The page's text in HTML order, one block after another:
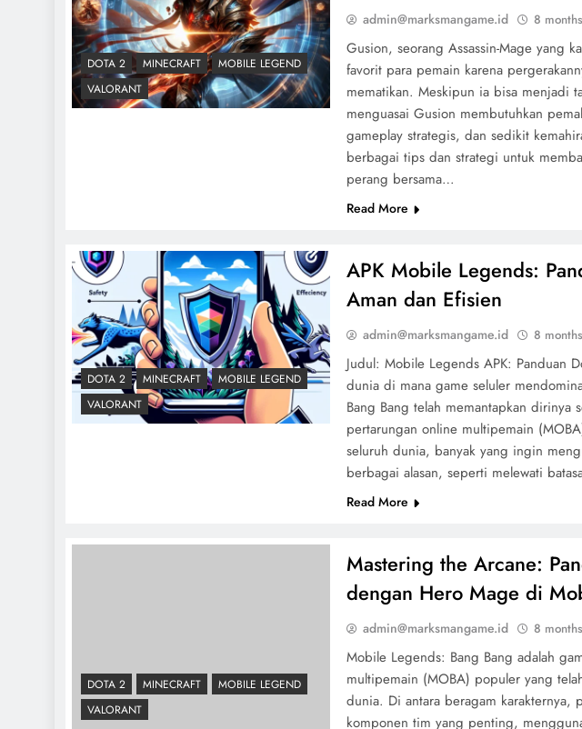
DOTA 2 MINECRAFT
MOBILE LEGEND
VALORANT
admin@marksmangame.id 8
Gusion, seorang Assassin-Mage yang
favorit para pemain karena
mematikan. Meskipun ia bisa menjadi
menguasai Gusion membutuhkan
gameplay strategis, dan sedikit
berbagai tips dan strategi untuk
perang bersama…
Read More
DOTA 2 MINECRAFT
MOBILE LEGEND
VALORANT
APK Mobile Legends:
Aman dan Efisien
admin@marksmangame.id 8
Judul: Mobile Legends APK: Panduan
dunia di mana game seluler
Bang Bang telah memantapkan dirinya
pertarungan online multipemain
seluruh dunia, banyak yang ingin
berbagai alasan, seperti melewati
Read More
DOTA 2 MINECRAFT
MOBILE LEGEND
VALORANT
Mastering the Arcane:
dengan Hero Mage di
admin@marksmangame.id 8
Mobile Legends: Bang Bang adalah
multipemain (MOBA) populer yang
dunia. Di antara beragam karakternya,
komponen tim yang penting,